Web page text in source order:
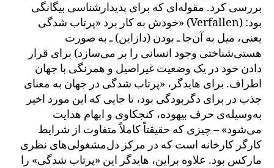
بررسی کرد. مقوله‌ای که برای پدیدارشناسی بیگانگی
خودش به کار برد «پرتاب شدگی» (Verfallen) بود:
یعنی، میل به آن‌جا ـ بودن (دازاین) ـ به صورت
هستی‌شناختی وجود انسانی را بر می‌سازد) برای قرار
دادن خود در یک وضعیت غیراصیل و همرنگی با جهان
اطراف. برای هایدگر، «پرتاب شدگی در جهان به معنای
جذب در برای دگربودگی بود، تا جایی که این مورد اخیر
به‌وسیله‌ی حرف بیهوده، کنجکاوی و ابهام هدایت
می‌شود» – چیزی که حقیقتاً کاملاً متفاوت از شرایط
کارگر کارخانه است که در مرکز دل‌مشغولی‌های نظری
مارکس بود. علاوه براین، هایدگر این «پرتاب شدگی» را